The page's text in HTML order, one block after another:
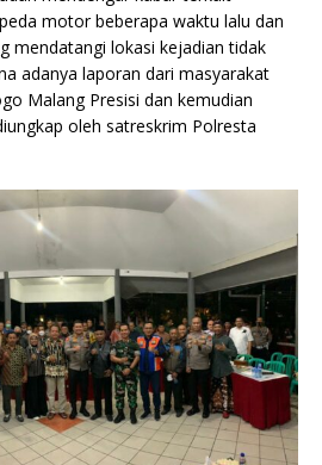
motor beberapa waktu lalu dan
mendatangi lokasi kejadian tidak
adanya laporan dari masyarakat
Malang Presisi dan kemudian
oleh satreskrim Polresta